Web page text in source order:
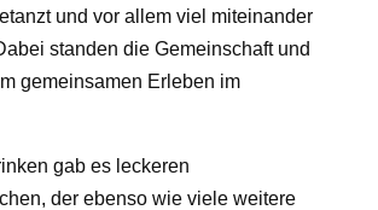
und vor allem viel miteinander
standen die Gemeinschaft und
gemeinsamen Erleben im
gab es leckeren
der ebenso wie viele weitere